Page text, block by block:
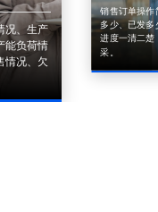
况、生产
能负荷情
情况、欠
销售订单操作
多少、已发多
进度一清二楚
采。